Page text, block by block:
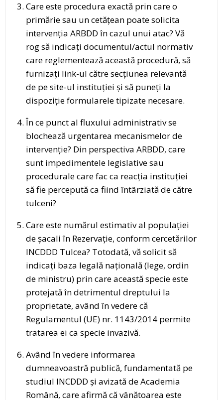
Care este procedura exactă prin care o
primărie sau un cetățean poate solicita
intervenția ARBDD în cazul unui atac? Vă
rog să indicați documentul/actul normativ
care reglementează această procedură, să
furnizați link-ul către secțiunea relevantă
de pe site-ul instituției și să puneți la
dispoziție formularele tipizate necesare.
În ce punct al fluxului administrativ se
blochează urgentarea mecanismelor de
intervenție? Din perspectiva ARBDD, care
sunt impedimentele legislative sau
procedurale care fac ca reacția instituției
să fie percepută ca fiind întârziată de către
tulceni?
Care este numărul estimativ al populației
de șacali în Rezervație, conform cercetărilor
INCDDD Tulcea? Totodată, vă solicit să
indicați baza legală națională (lege, ordin
de ministru) prin care această specie este
protejată în detrimentul dreptului la
proprietate, având în vedere că
Regulamentul (UE) nr. 1143/2014 permite
tratarea ei ca specie invazivă.
Având în vedere informarea
dumneavoastră publică, fundamentată pe
studiul INCDDD și avizată de Academia
Română, care afirmă că vânătoarea este